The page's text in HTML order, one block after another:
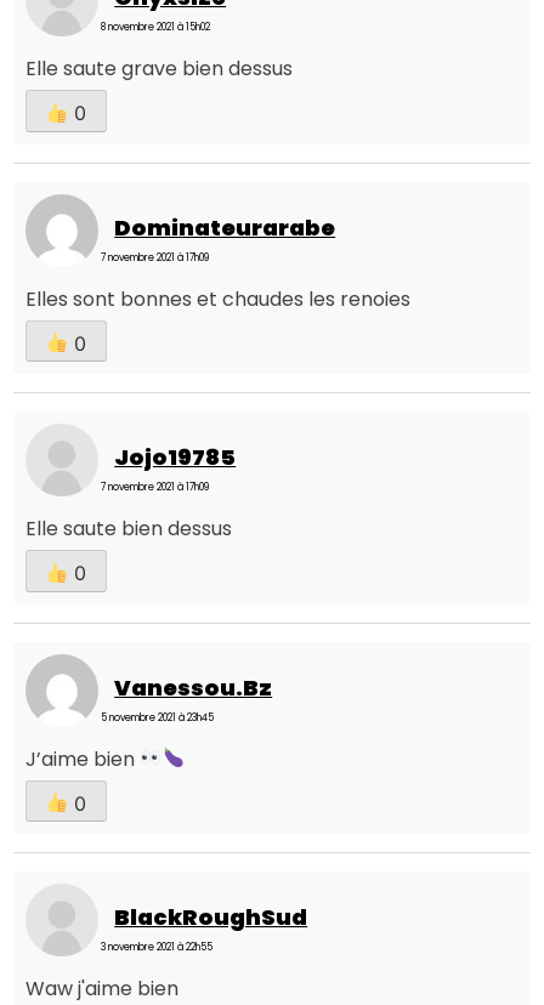
8 novembre 2021 à 15h02
Elle saute grave bien dessus
0
Dominateurarabe
7 novembre 2021 à 17h09
Elles sont bonnes et chaudes les renoies
0
Jojo19785
7 novembre 2021 à 17h09
Elle saute bien dessus
0
Vanessou.bz
5 novembre 2021 à 23h45
J’aime bien
0
BlackRoughSud
3 novembre 2021 à 22h55
Waw j'aime bien